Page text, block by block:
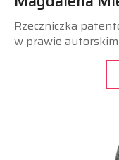
Rzeczniczka
w prawie